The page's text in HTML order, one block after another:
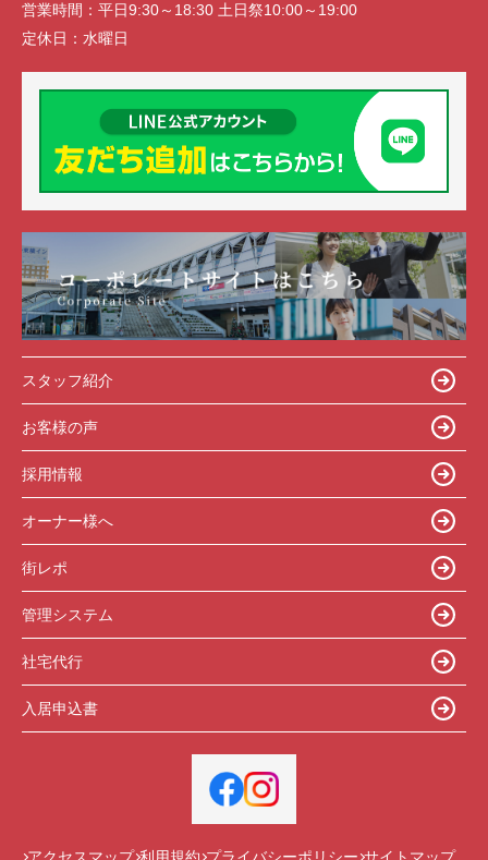
営業時間： 平日9:30～18:30 土日祭10:00～19:00
定休日： 水曜日
スタッフ紹介
お客様の声
採用情報
オーナー様へ
街レポ
管理システム
社宅代行
入居申込書